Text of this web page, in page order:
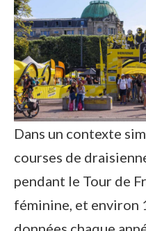
Dans un contexte
courses de
pendant le Tour de
féminine, et environ